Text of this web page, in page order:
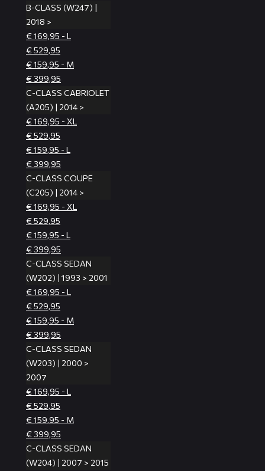
B-CLASS (W247) |
2018 >
€ 169,95 - L
€ 529,95
€ 159,95 - M
€ 399,95
C-CLASS CABRIOLET
(A205) | 2014 >
€ 169,95 - XL
€ 529,95
€ 159,95 - L
€ 399,95
C-CLASS COUPE
(C205) | 2014 >
€ 169,95 - XL
€ 529,95
€ 159,95 - L
€ 399,95
C-CLASS SEDAN
(W202) | 1993 > 2001
€ 169,95 - L
€ 529,95
€ 159,95 - M
€ 399,95
C-CLASS SEDAN
(W203) | 2000 >
2007
€ 169,95 - L
€ 529,95
€ 159,95 - M
€ 399,95
C-CLASS SEDAN
(W204) | 2007 > 2015